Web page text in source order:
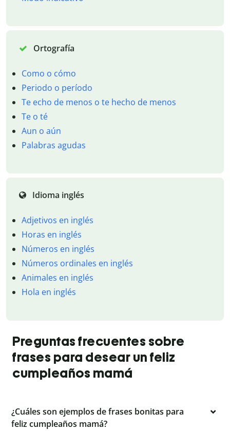
Ortografía
Como o cómo
Periodo o período
Te echo de menos o te hecho de menos
Te o té
Aun o aún
Palabras agudas
Idioma inglés
Adjetivos en inglés
Horas en inglés
Números en inglés
Números ordinales en inglés
Animales en inglés
Hola en inglés
Preguntas frecuentes sobre
frases para desear un feliz
cumpleaños mamá
¿Cuáles son ejemplos de frases bonitas para
feliz cumpleaños mamá?